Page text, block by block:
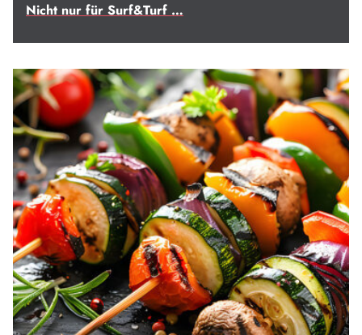
Nicht nur für Surf&Turf …